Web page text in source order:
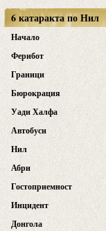
6 катаракта по Нил
Начало
Ферибот
Граници
Бюрокрация
Уади Халфа
Автобуси
Нил
Абри
Гостоприемност
Инцидент
Донгола